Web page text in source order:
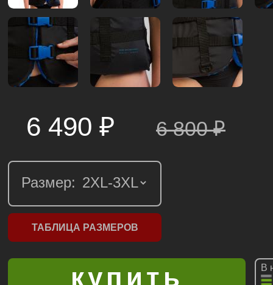
6 490 ₽ 6 800₽
Размер:
ТАБЛИЦА РАЗМЕРОВ
В